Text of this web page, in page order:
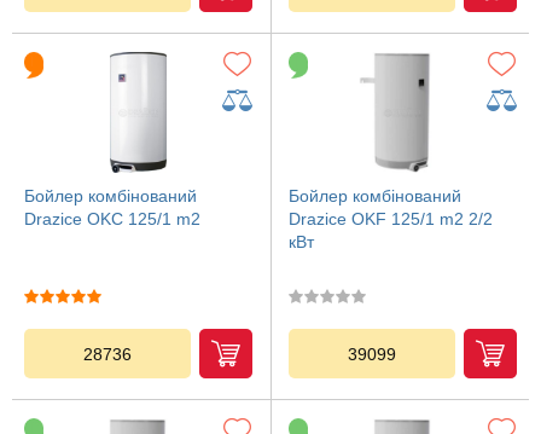
Бойлер комбінований
Drazice OKC 125/1 m2
28736
Бойлер комбінований
Drazice OKF 125/1 m2 2/2
кВт
39099